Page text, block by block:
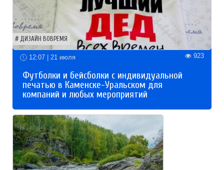
ДИЗАЙН ВОВРЕМЯ
12:07 | 21 июля 923
Футболки и бейсболки с индивидуальной
печатью в Каменске-Уральском для
компаний и любых мероприятий